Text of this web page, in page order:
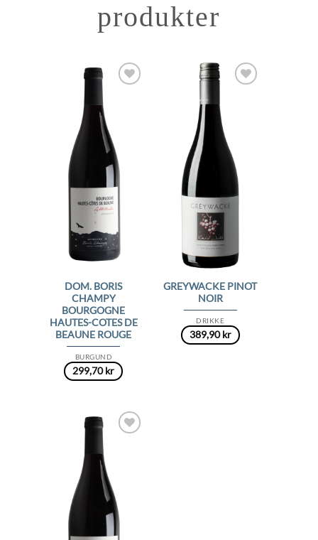
produkter
BURGUND
DOM. BORIS
CHAMPY
BOURGOGNE
HAUTES-COTES DE
BEAUNE ROUGE
299,70kr
DRIKKE
GREYWACKE PINOT
NOIR
389,90kr